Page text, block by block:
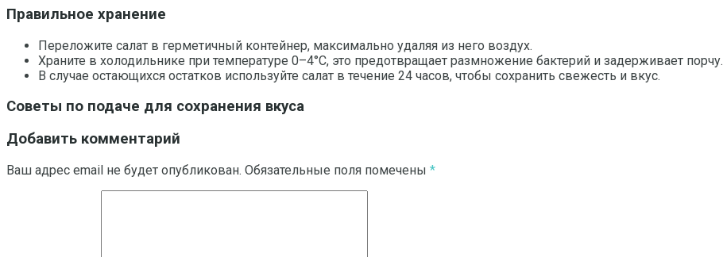
Правильное хранение
Переложите салат в герметичный контейнер, максимально удаляя из него воздух.
Храните в холодильнике при температуре 0–4°C, это предотвращает размножение бактерий и задерживает порчу.
В случае остающихся остатков используйте салат в течение 24 часов, чтобы сохранить свежесть и вкус.
Советы по подаче для сохранения вкуса
Добавить комментарий
Ваш адрес email не будет опубликован. Обязательные поля помечены *